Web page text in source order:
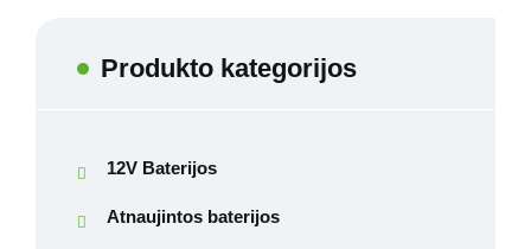
Produkto kategorijos
12V Baterijos
Atnaujintos baterijos